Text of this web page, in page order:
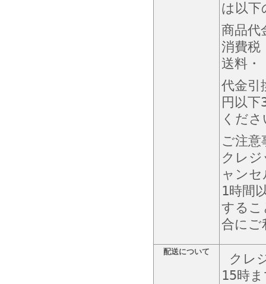
は以下
商品代
消費税
送料・
代金引
円以
くだ
ご注意
クレ
ャン
1時間
するこ
合にご
配送について
クレ
15時